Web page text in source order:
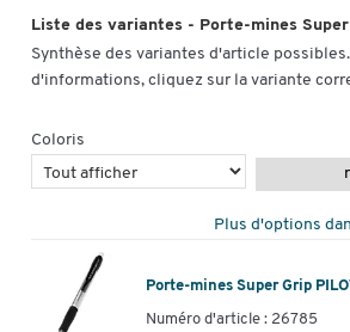
Liste des variantes - Porte-mines Super
Synthèse des variantes d'article
d'informations, cliquez sur la variante
Coloris
Plus d'options
Porte-mines Super Grip
Numéro d'article : 26785